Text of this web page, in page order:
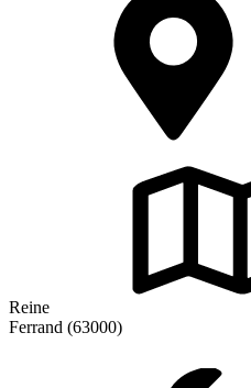
Reine
Ferrand (63000)